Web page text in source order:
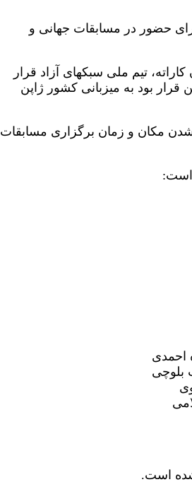
حضور در مسابقات جهانی و
تیم ملی سبکهای آزاد قرار
بود به میزبانی کشور ژاپن
شدن مکان و زمان برگزاری مسابقات
است:
شده است.